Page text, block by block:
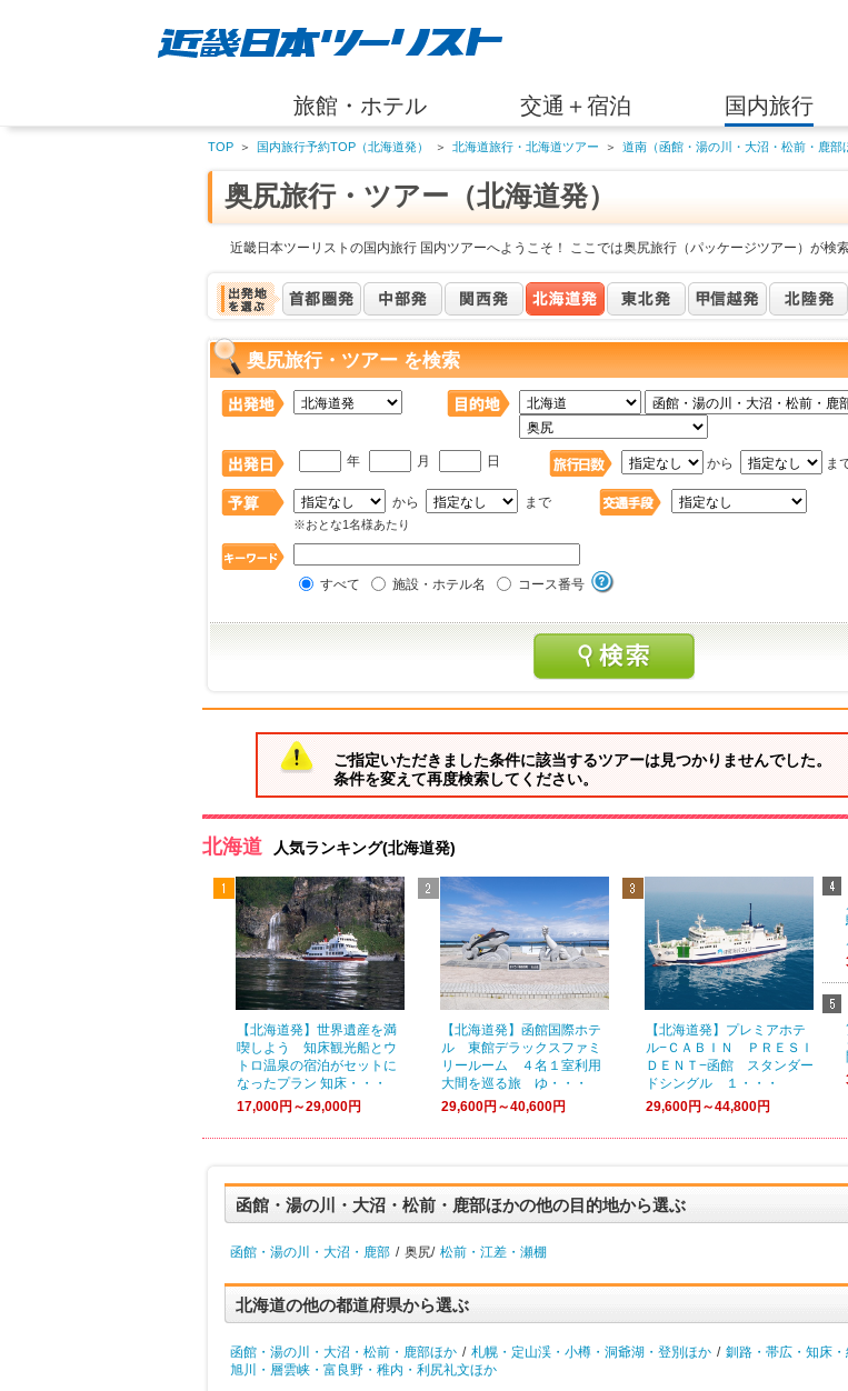
旅館・ホテル 交通＋宿泊 国内旅行
TOP ＞ 国内旅行予約TOP（北海道発） ＞ 北海道旅行・北海道ツアー ＞ 道南（函館・湯の川・大沼・松前・鹿部
奥尻旅行・ツアー（北海道発）
近畿日本ツーリストの国内旅行 国内ツアーへようこそ！ ここでは奥尻旅行（パッケージツアー）が検
奥尻旅行・ツアー を検索
年 月 日 から ま
から まで
※おとな1名様あたり
すべて 施設・ホテル名 コース番号
ご指定いただきました条件に該当するツアーは見つかりませんでした。
条件を変えて再度検索してください。
北海道 人気ランキング(北海道発)
【北海道発】世界遺産を満
喫しよう 知床観光船とウ
トロ温泉の宿泊がセットに
なったプラン 知床・・・
17,000円～29,000円
【北海道発】函館国際ホテ
ル 東館デラックスファミ
リールーム ４名１室利用
大間を巡る旅 ゆ・・・
29,600円～40,600円
【北海道発】プレミアホテ
ル−ＣＡＢＩＮ ＰＲＥＳＩ
ＤＥＮＴ−函館 スタンダー
ドシングル １・・・
29,600円～44,800円
函館・湯の川・大沼・松前・鹿部ほかの他の目的地から選ぶ
函館・湯の川・大沼・鹿部 / 奥尻/ 松前・江差・瀬棚
北海道の他の都道府県から選ぶ
函館・湯の川・大沼・松前・鹿部ほか / 札幌・定山渓・小樽・洞爺湖・登別ほか / 釧路・帯広・知床
旭川・層雲峡・富良野・稚内・利尻礼文ほか